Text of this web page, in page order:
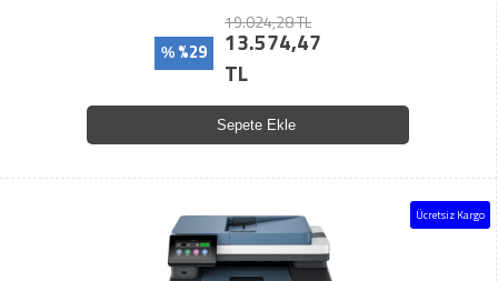
% %29
19.024,28 TL
13.574,47
TL
Sepete Ekle
Ücretsiz Kargo